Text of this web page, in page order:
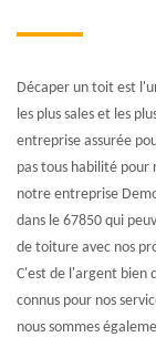
Décaper un toit est
les plus sales et les
entreprise assurée
pas tous habilité
notre entreprise
dans le 67850 qui
de toiture avec nos
C'est de l'argent bien
connus pour nos
nous sommes